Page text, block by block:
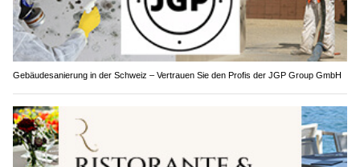
Gebäudesanierung in der Schweiz – Vertrauen Sie den Profis der JGP Group GmbH